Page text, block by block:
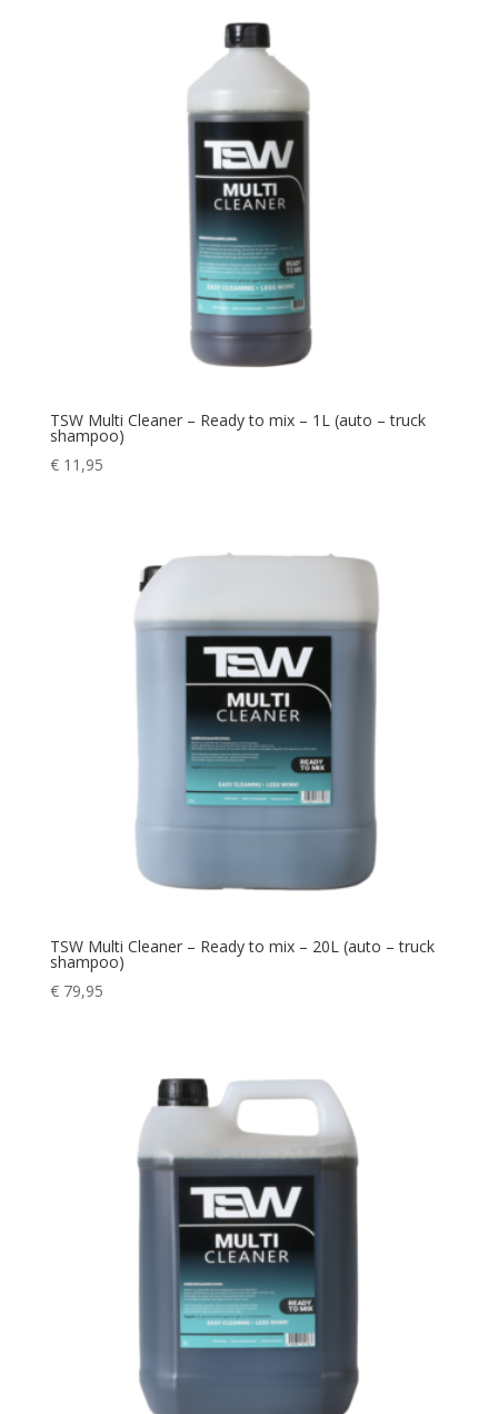
TSW Multi Cleaner – Ready to mix – 1L (auto – truck
shampoo)
€11,95
TSW Multi Cleaner – Ready to mix – 20L (auto – truck
shampoo)
€79,95